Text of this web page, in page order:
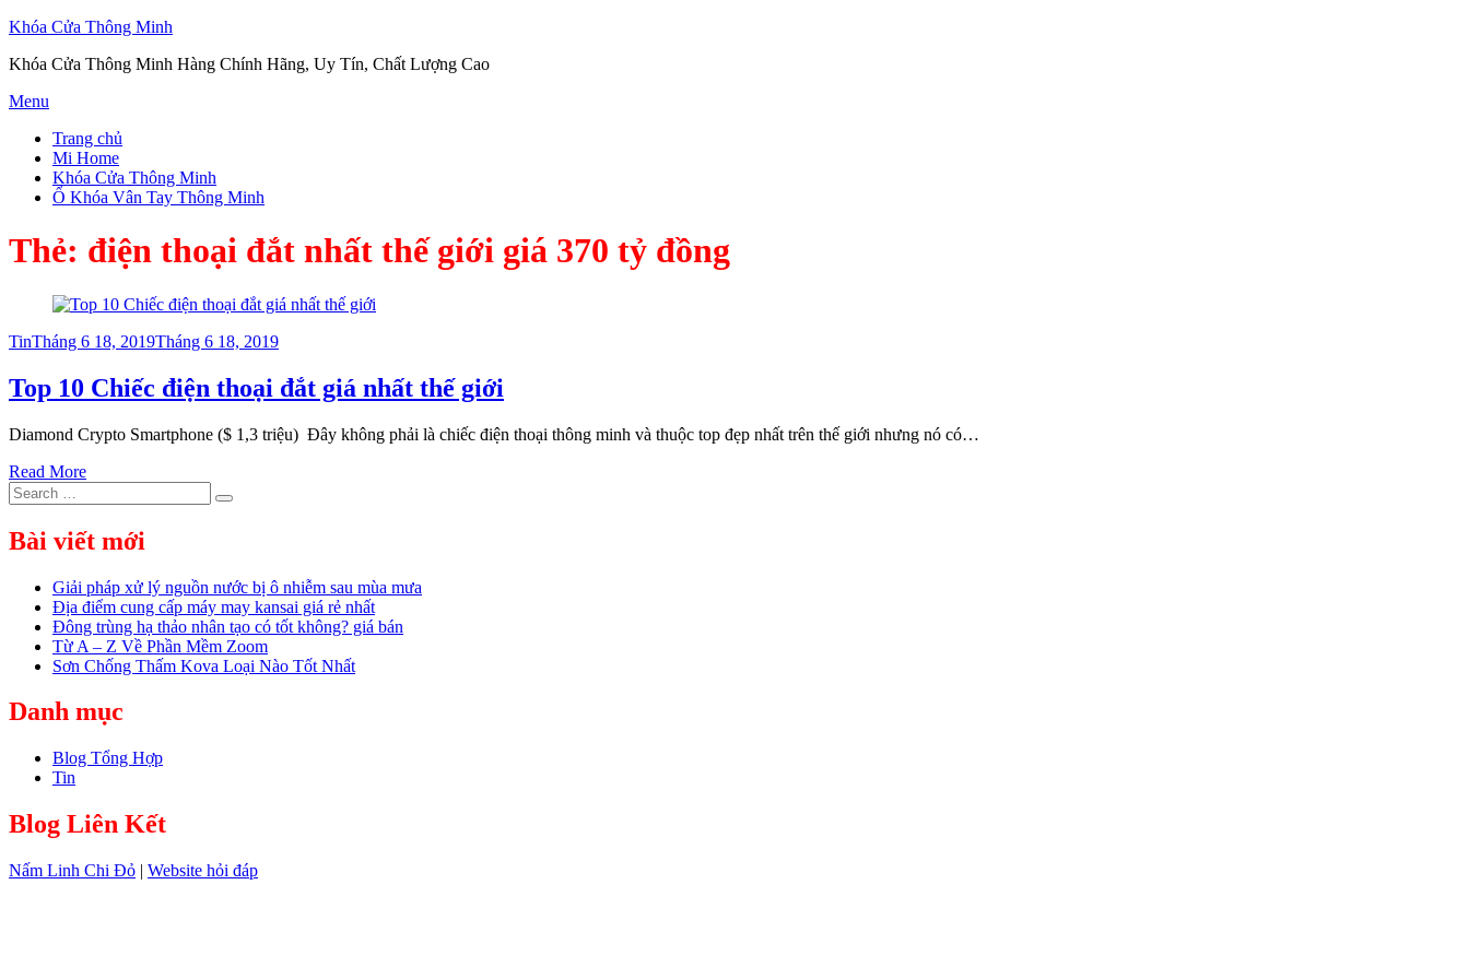
Khóa Cửa Thông Minh
Khóa Cửa Thông Minh Hàng Chính Hãng, Uy Tín, Chất Lượng Cao
Skip
content
Menu
Trang chủ
Mi Home
Khóa Cửa Thông Minh
Ổ Khóa Vân Tay Thông Minh
Thẻ: điện thoại đắt nhất thế giới giá 370 tỷ đồng
TinPosted
Tháng 6 18, 2019Tháng 6 18, 2019
Top 10 Chiếc điện thoại đắt giá nhất thế giới
Diamond Crypto Smartphone ($ 1,3 triệu) Đây không phải là chiếc điện thoại thông minh và thuộc top đẹp nhất trên thế giới nhưng nó có…
Read More
Search
for:
Search
Bài viết mới
Giải pháp xử lý nguồn nước bị ô nhiễm sau mùa mưa
Địa điểm cung cấp máy may kansai giá rẻ nhất
Đông trùng hạ thảo nhân tạo có tốt không? giá bán
Từ A – Z Về Phần Mềm Zoom
Sơn Chống Thấm Kova Loại Nào Tốt Nhất
Danh mục
Blog Tổng Hợp
Tin
Blog Liên Kết
Nấm Linh Chi Đỏ | Website hỏi đáp